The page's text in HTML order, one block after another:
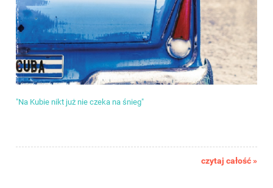
"Na Kubie nikt już nie czeka na śnieg"
czytaj całość »